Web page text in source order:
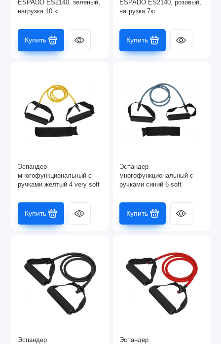
ESPADO ES2140, зеленый,
нагрузка 10 кг
Купить
ESPADO ES2140, розовый,
нагрузка 7кг
Купить
Эспандер
многофункциональный с
ручками желтый 4 very soft
Купить
Эспандер
многофункциональный с
ручками синий 6 soft
Купить
Эспандер
Эспандер